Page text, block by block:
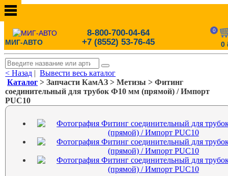
МИГ-АВТО
8-800-700-04-64
+7 (8552) 53-76-45
0
0
< Назад |Вывести весь каталог
Каталог > Запчасти КамАЗ > Метизы > Фитинг
соединительный для трубок Ф10 мм (прямой) / Импорт
PUC10